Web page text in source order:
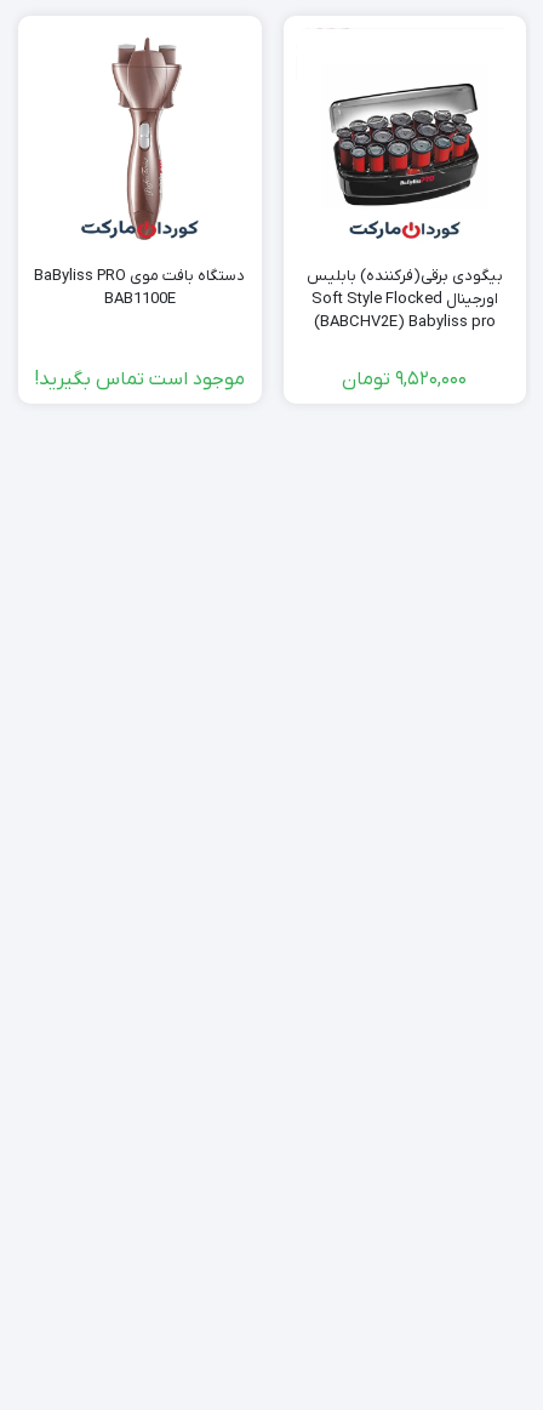
بیگودی برقی(فرکننده) بابلیس
اورجینال Soft Style Flocked
(BABCHV2E) Babyliss pro
9,520,000 تومان
دستگاه بافت موی BaByliss PRO
BAB1100E
موجود است تماس بگیرید!